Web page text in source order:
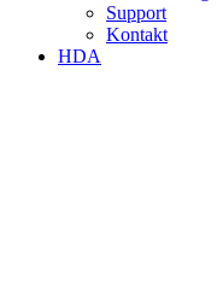
Support
Kontakt
HDA